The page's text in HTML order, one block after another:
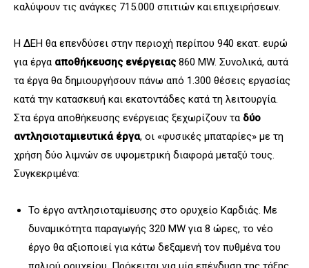
καλύψουν τις ανάγκες 715.000 σπιτιών και επιχειρήσεων.
Η ΔΕΗ θα επενδύσει στην περιοχή περίπου 940 εκατ. ευρώ
για έργα αποθήκευσης ενέργειας 860 MW. Συνολικά, αυτά
τα έργα θα δημιουργήσουν πάνω από 1.300 θέσεις εργασίας
κατά την κατασκευή και εκατοντάδες κατά τη λειτουργία.
Στα έργα αποθήκευσης ενέργειας ξεχωρίζουν τα δύο
αντλησιοταμιευτικά έργα, οι «φυσικές μπαταρίες» με τη
χρήση δύο λιμνών σε υψομετρική διαφορά μεταξύ τους.
Συγκεκριμένα:
Το έργο αντλησιοταμίευσης στο ορυχείο Καρδιάς. Με
δυναμικότητα παραγωγής 320 MW για 8 ώρες, το νέο
έργο θα αξιοποιεί για κάτω δεξαμενή τον πυθμένα του